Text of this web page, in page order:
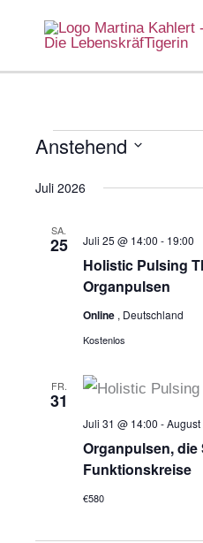
springen
Veranstaltungen
Anstehend
Juli 2026
SA.
25
Holistic Pulsing
Organpulsen
Juli 25 @ 14:00 - 19:00
Online , Deutschland
Kostenlos
FR.
31
Organpulsen, die
Funktionskreise
Juli 31 @ 14:00 -August
€580